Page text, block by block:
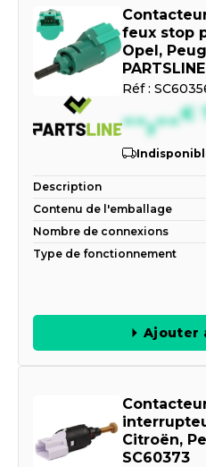
feux stop
Opel,
Réf :
--,--€
Description
Contenu de l'emballage
Nombre de connexions
Type de fonctionnement
Ajouter
Citroën,
SC60373